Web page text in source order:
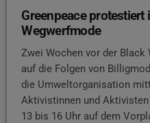
Greenpeace protestiert
Wegwerfmode
Zwei Wochen vor der Black
auf die Folgen von
die Umweltorganisation
Aktivistinnen und
13 bis 16 Uhr auf dem